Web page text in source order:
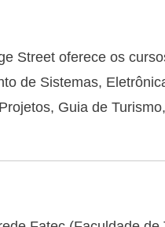
Street oferece os
de Sistemas,
Guia de